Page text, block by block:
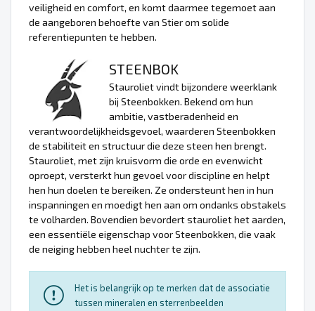
veiligheid en comfort, en komt daarmee tegemoet aan
de aangeboren behoefte van Stier om solide
referentiepunten te hebben.
STEENBOK
Stauroliet vindt bijzondere weerklank
bij Steenbokken. Bekend om hun
ambitie, vastberadenheid en
verantwoordelijkheidsgevoel, waarderen Steenbokken
de stabiliteit en structuur die deze steen hen brengt.
Stauroliet, met zijn kruisvorm die orde en evenwicht
oproept, versterkt hun gevoel voor discipline en helpt
hen hun doelen te bereiken. Ze ondersteunt hen in hun
inspanningen en moedigt hen aan om ondanks obstakels
te volharden. Bovendien bevordert stauroliet het aarden,
een essentiële eigenschap voor Steenbokken, die vaak
de neiging hebben heel nuchter te zijn.
Het is belangrijk op te merken dat de associatie
tussen mineralen en sterrenbeelden